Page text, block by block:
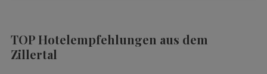
TOP Hotelempfehlungen aus dem
Zillertal